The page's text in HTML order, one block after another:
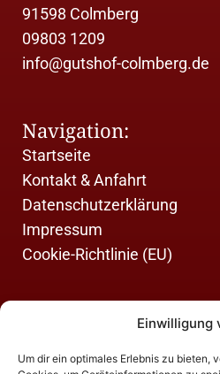
Einwilligung
Um dir ein optimales Erlebnis zu bieten,
91598 Colmberg
09803 1209
info@gutshof-colmberg.de
Navigation:
Startseite
Kontakt & Anfahrt
Datenschutzerklärung
Impressum
Cookie-Richtlinie (EU)
Restaurant &